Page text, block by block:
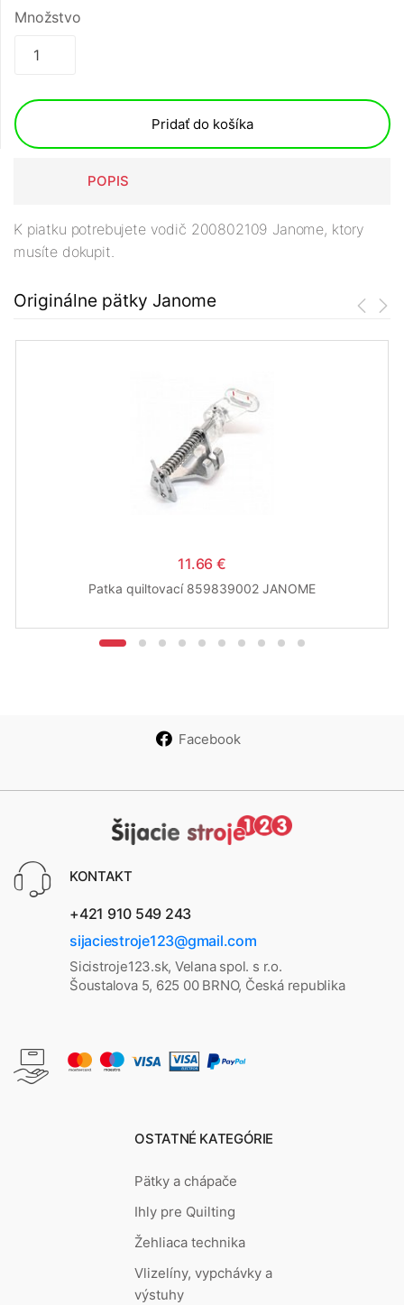
Množstvo
Pridať do košíka
POPIS
K piatku potrebujete vodič 200802109 Janome, ktory
musíte dokupit.
Originálne pätky Janome
11.66 €
Patka quiltovací 859839002 JANOME
Facebook
KONTAKT
+421 910 549 243
sijaciestroje123@gmail.com
Sicistroje123.sk, Velana spol. s r.o.
Šoustalova 5, 625 00 BRNO, Česká republika
OSTATNÉ KATEGÓRIE
Pätky a chápače
Ihly pre Quilting
Žehliaca technika
Vlizelíny, vypchávky a
výstuhy